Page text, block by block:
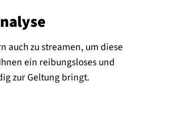
auch zu streamen, um diese
ein reibungsloses und
zur Geltung bringt.